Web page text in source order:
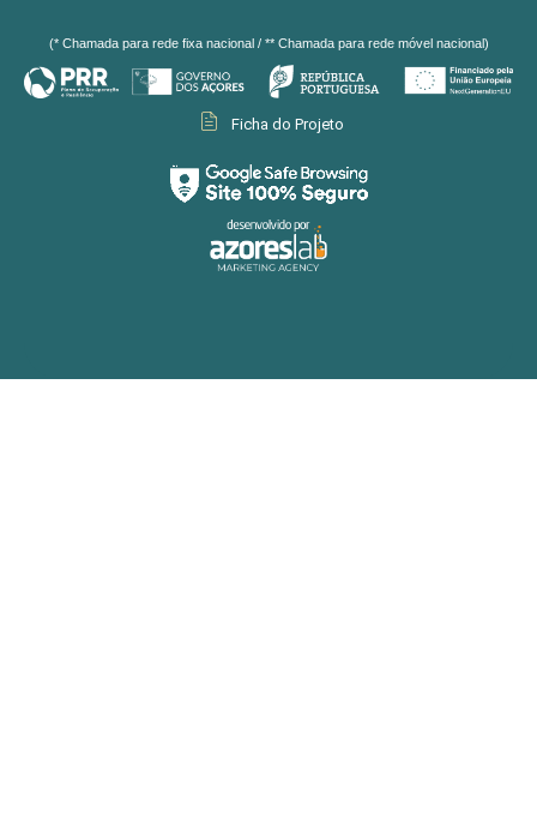
(* Chamada para rede fixa nacional / ** Chamada para rede móvel nacional)
Ficha do Projeto